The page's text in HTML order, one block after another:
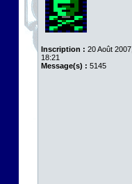
Inscription : 20 Août 2007,
18:21
Message(s) : 5145